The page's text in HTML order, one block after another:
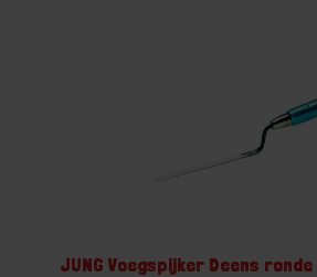
JUNG Voegspijker Deens ronde